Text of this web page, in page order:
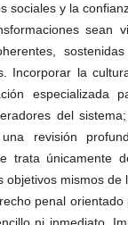
sociales y la
sean
Incorporar la
especializada
del
revisión
trata únicamente
objetivos mismos de
penal